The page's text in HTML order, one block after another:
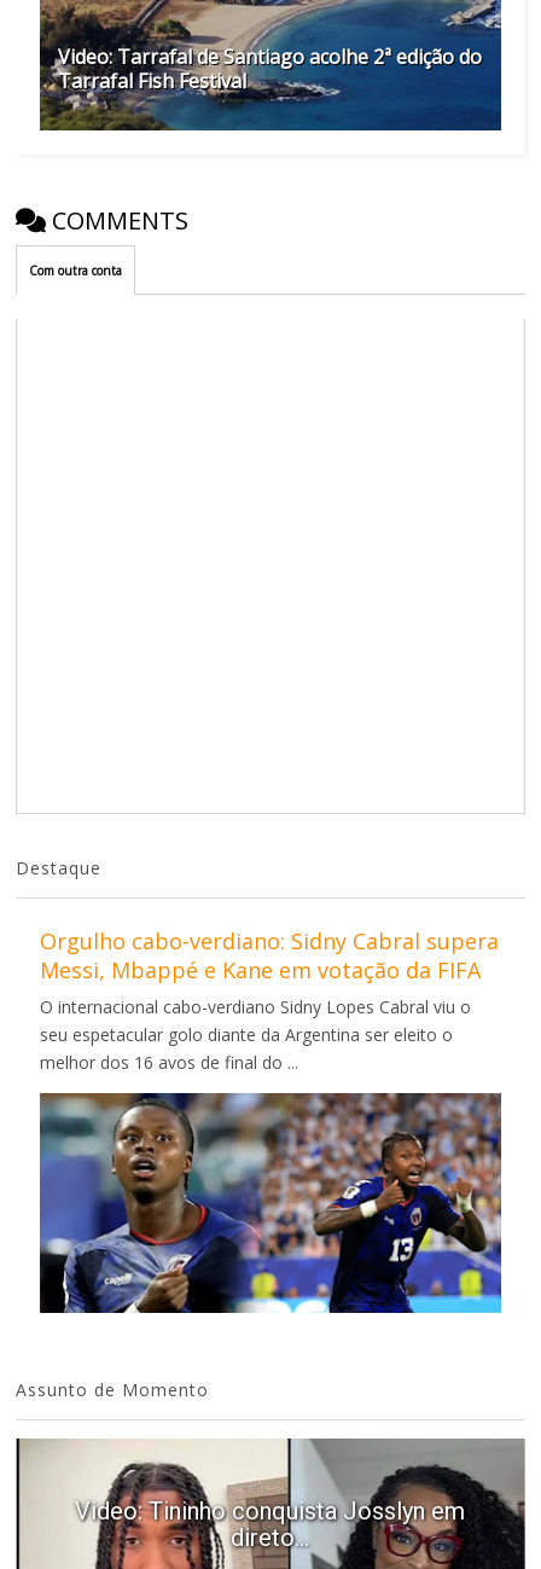
Video: Tarrafal de Santiago acolhe 2ª edição do
Tarrafal Fish Festival
COMMENTS
Com outra conta
Destaque
Orgulho cabo-verdiano: Sidny Cabral supera
Messi, Mbappé e Kane em votação da FIFA
O internacional cabo-verdiano Sidny Lopes Cabral viu o
seu espetacular golo diante da Argentina ser eleito o
melhor dos 16 avos de final do ...
Assunto de Momento
Video: Tininho conquista Josslyn em
direto...